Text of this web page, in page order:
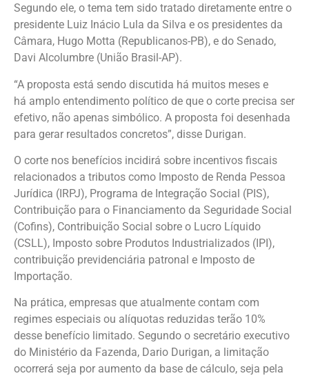
Segundo ele, o tema tem sido tratado diretamente entre o
presidente Luiz Inácio Lula da Silva e os presidentes da
Câmara, Hugo Motta (Republicanos-PB), e do Senado,
Davi Alcolumbre (União Brasil-AP).
“A proposta está sendo discutida há muitos meses e
há amplo entendimento político de que o corte precisa ser
efetivo, não apenas simbólico. A proposta foi desenhada
para gerar resultados concretos”, disse Durigan.
O corte nos benefícios incidirá sobre incentivos fiscais
relacionados a tributos como Imposto de Renda Pessoa
Jurídica (IRPJ), Programa de Integração Social (PIS),
Contribuição para o Financiamento da Seguridade Social
(Cofins), Contribuição Social sobre o Lucro Líquido
(CSLL), Imposto sobre Produtos Industrializados (IPI),
contribuição previdenciária patronal e Imposto de
Importação.
Na prática, empresas que atualmente contam com
regimes especiais ou alíquotas reduzidas terão 10%
desse benefício limitado. Segundo o secretário executivo
do Ministério da Fazenda, Dario Durigan, a limitação
ocorrerá seja por aumento da base de cálculo, seja pela